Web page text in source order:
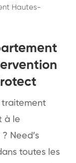
Hautes-
traitement
à le
Need’s
toutes les